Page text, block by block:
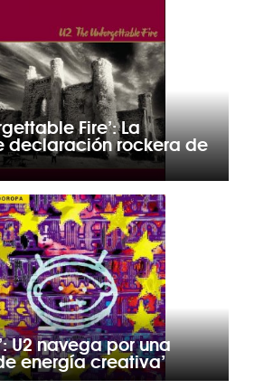
Fire’: La
declaración rockera de
U2 navega por una
energía creativa’